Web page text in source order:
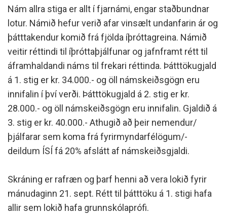
Nám allra stiga er allt í fjarnámi, engar staðbundnar
lotur. Námið hefur verið afar vinsælt undanfarin ár og
þátttakendur komið frá fjölda íþróttagreina. Námið
veitir réttindi til íþróttaþjálfunar og jafnframt rétt til
áframhaldandi náms til frekari réttinda. Þátttökugjald
á 1. stig er kr. 34.000.- og öll námskeiðsgögn eru
innifalin í því verði. Þátttökugjald á 2. stig er kr.
28.000.- og öll námskeiðsgögn eru innifalin. Gjaldið á
3. stig er kr. 40.000.- Athugið að þeir nemendur/
þjálfarar sem koma frá fyrirmyndarfélögum/-
deildum ÍSÍ fá 20% afslátt af námskeiðsgjaldi.
Skráning er rafræn og þarf henni að vera lokið fyrir
mánudaginn 21. sept. Rétt til þátttöku á 1. stigi hafa
allir sem lokið hafa grunnskólaprófi.